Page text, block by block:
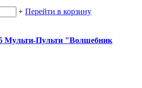
+ Перейти в корзину
Мульти-Пульти "Волшебник